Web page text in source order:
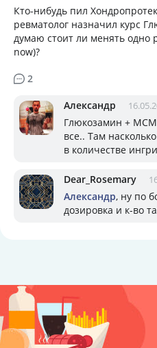
Кто-нибудь пил
ревматолог назначил курс
думаю стоит ли менять одно
now)?
2
Александр
Глюкозамин +
все.. Там
в количестве
Dear_Rosemary
Александр, ну по
дозировка и к-во